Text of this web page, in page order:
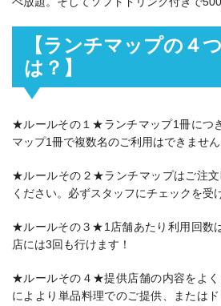
【ランチマップの４
は？】
★ルールその１★ランチマップ1冊につ
マップ1冊で複数名のご利用はできません
★ルールその２★ランチマップはご注文
ください。必ずスタッフにチェックを受
★ルールその３★1店舗あたり利用回数
店には3回も行けます！
★ルールその４★提供店舗の内容をよ
によより単品料理でのご提供、または